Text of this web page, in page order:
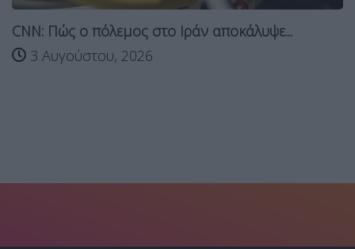
CNN: Πώς ο πόλεμος στο Ιράν αποκάλυψε...
3 Αυγούστου, 2026